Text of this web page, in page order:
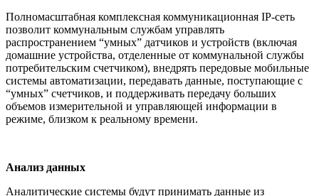
Полномасштабная комплексная коммуникационная IP-сеть
позволит коммунальным службам управлять
распространением “умных” датчиков и устройств (включая
домашние устройства, отделенные от коммунальной службы
потребительским счетчиком), внедрять передовые мобильные
системы автоматизации, передавать данные, поступающие с
“умных” счетчиков, и поддерживать передачу больших
объемов измерительной и управляющей информации в
режиме, близком к реальному времени.
Анализ данных
Аналитические системы будут принимать данные из